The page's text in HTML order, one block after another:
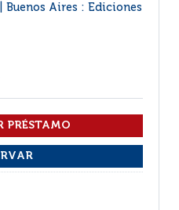
Buenos Aires : Ediciones